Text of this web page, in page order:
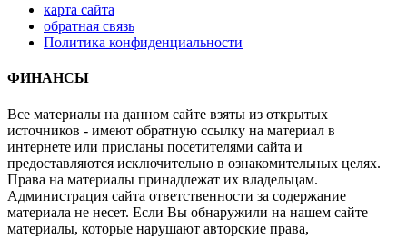
карта сайта
обратная связь
Политика конфиденциальности
ФИНАНСЫ
Все материалы на данном сайте взяты из открытых
источников - имеют обратную ссылку на материал в
интернете или присланы посетителями сайта и
предоставляются исключительно в ознакомительных целях.
Права на материалы принадлежат их владельцам.
Администрация сайта ответственности за содержание
материала не несет. Если Вы обнаружили на нашем сайте
материалы, которые нарушают авторские права,